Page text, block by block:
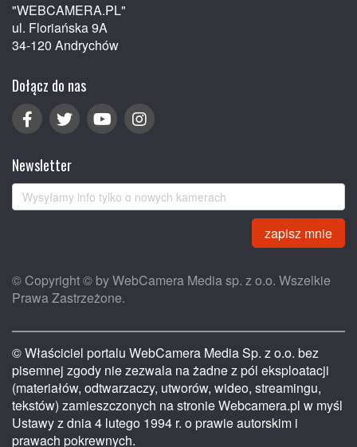
"WEBCAMERA.PL"
ul. Floriańska 9A
34-120 Andrychów
Dołącz do nas
Newsletter
zapisz mnie
© Copyright © by WebCamera Media sp. z o.o. Wszelkie
Prawa Zastrzeżone.
© Właściciel portalu WebCamera Media Sp. z o.o. bez
pisemnej zgody nie zezwala na żadne z pól eksploatacji
(materiałów, odtwarzaczy, utworów, wideo, streamingu,
tekstów) zamieszczonych na stronie Webcamera.pl w myśl
Ustawy z dnia 4 lutego 1994 r. o prawie autorskim i
prawach pokrewnych.